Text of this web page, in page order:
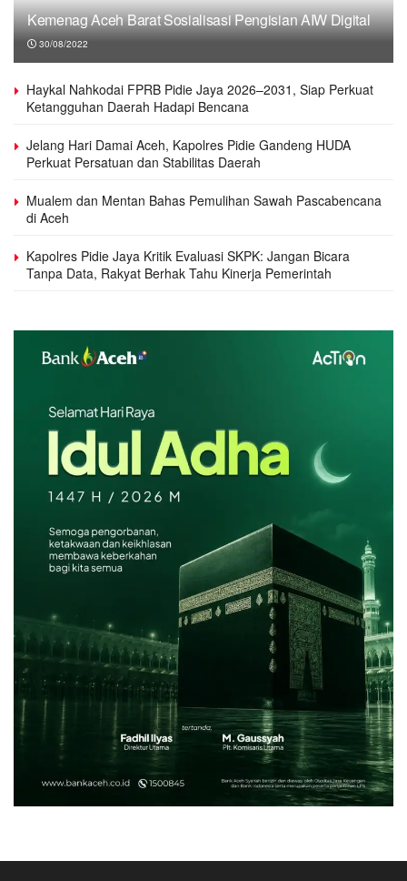
Kemenag Aceh Barat Sosialisasi Pengisian AIW Digital
30/08/2022
Haykal Nahkodai FPRB Pidie Jaya 2026–2031, Siap Perkuat
Ketangguhan Daerah Hadapi Bencana
Jelang Hari Damai Aceh, Kapolres Pidie Gandeng HUDA
Perkuat Persatuan dan Stabilitas Daerah
Mualem dan Mentan Bahas Pemulihan Sawah Pascabencana
di Aceh
Kapolres Pidie Jaya Kritik Evaluasi SKPK: Jangan Bicara
Tanpa Data, Rakyat Berhak Tahu Kinerja Pemerintah